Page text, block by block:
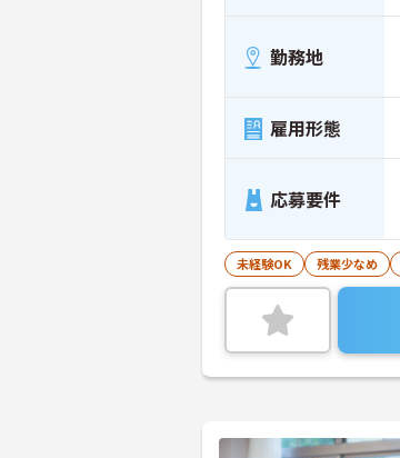
勤務地
雇用形態
応募要件
未経験OK 残業少なめ